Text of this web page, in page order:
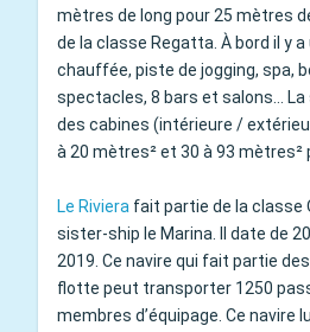
mètres de long pour 25 mètres
de la classe Regatta. À bord il y
chauffée, piste de jogging, spa,
spectacles, 8 bars et salons…
des cabines (intérieure /
à 20 mètres² et 30 à 93 mètres²
Le Riviera fait partie de la classe
sister-ship le Marina. Il date de
2019. Ce navire qui fait partie
flotte peut transporter 1250
membres d’équipage. Ce navire